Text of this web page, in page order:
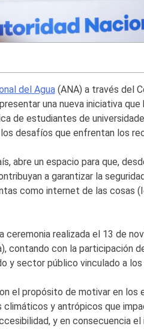
del Agua(ANA) a través del
una nueva iniciativa
de estudiantes de
desafíos que enfrentan los
abre un espacio para que,
a garantizar la
como internet de las cosas
realizada el 13 de
contando con la participación
y sector público vinculado a los
el propósito de motivar en los
y antrópicos que
y en consecuencia